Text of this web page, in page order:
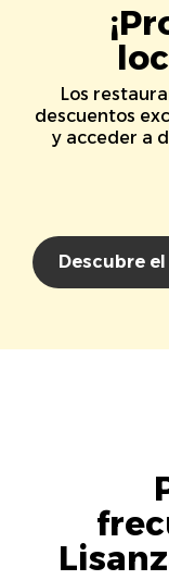
Los
descuentos
y acceder a
Descubre